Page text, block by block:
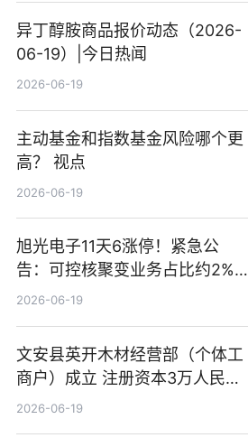
异丁醇胺商品报价动态（2026-
06-19）|今日热闻
2026-06-19
主动基金和指数基金风险哪个更
高？ 视点
2026-06-19
旭光电子11天6涨停！紧急公
告：可控核聚变业务占比约2%！
前沿热点
2026-06-19
文安县英开木材经营部（个体工
商户）成立 注册资本3万人民币
新要闻
2026-06-19